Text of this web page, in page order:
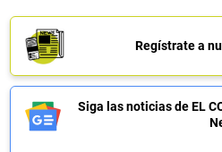
Regístrate a
Siga las noticias de EL